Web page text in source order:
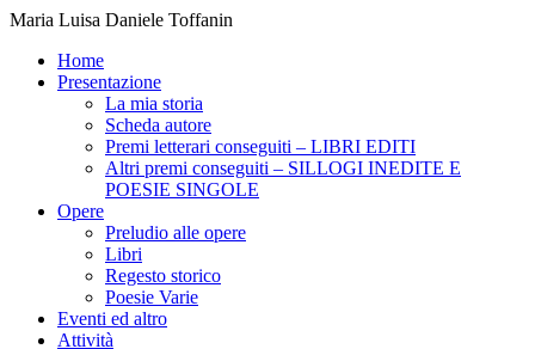
Maria Luisa Daniele Toffanin
Home
Presentazione
La mia storia
Scheda autore
Premi letterari conseguiti – LIBRI EDITI
Altri premi conseguiti – SILLOGI INEDITE E
POESIE SINGOLE
Opere
Preludio alle opere
Libri
Regesto storico
Poesie Varie
Eventi ed altro
Attività